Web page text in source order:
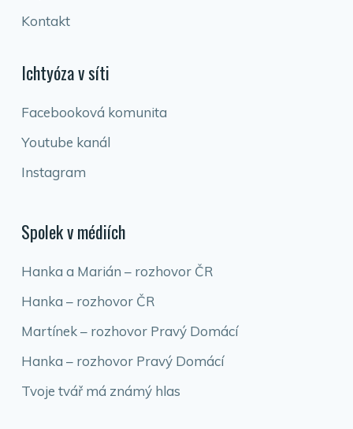
Kontakt
Ichtyóza v síti
Facebooková komunita
Youtube kanál
Instagram
Spolek v médiích
Hanka a Marián – rozhovor ČR
Hanka – rozhovor ČR
Martínek – rozhovor Pravý Domácí
Hanka – rozhovor Pravý Domácí
Tvoje tvář má známý hlas